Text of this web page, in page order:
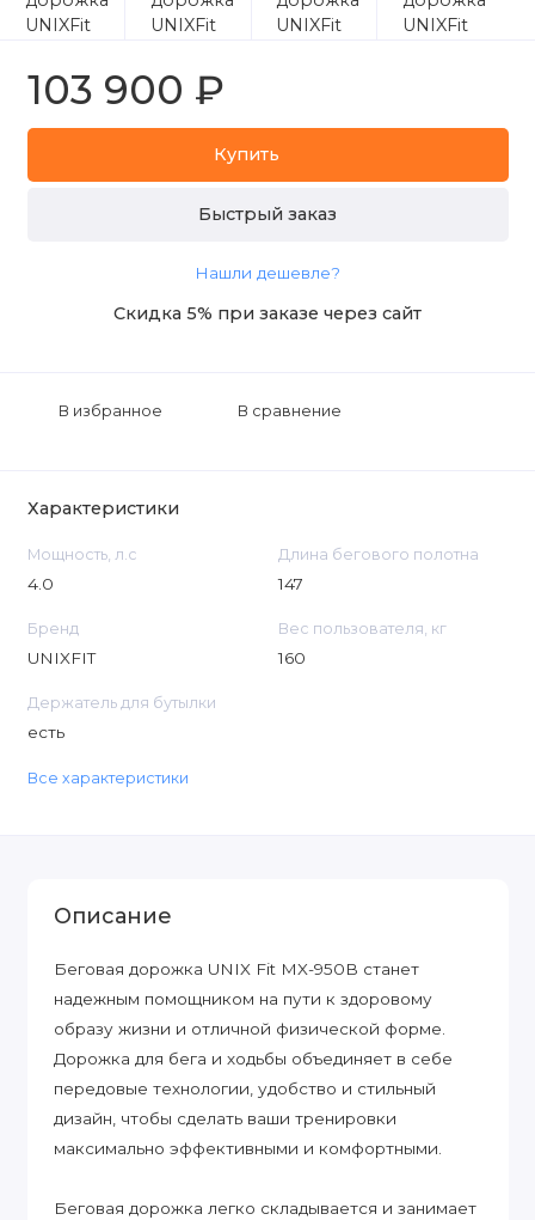
103 900 ₽
Купить
Быстрый заказ
Нашли дешевле?
Скидка 5% при заказе через сайт
В избранное В сравнение
Характеристики
Мощность, л.с
4.0
Длина бегового полотна
147
Бренд
UNIXFIT
Вес пользователя, кг
160
Держатель для бутылки
есть
Все характеристики
Описание
Беговая дорожка UNIX Fit MX-950B станет
надежным помощником на пути к здоровому
образу жизни и отличной физической форме.
Дорожка для бега и ходьбы объединяет в себе
передовые технологии, удобство и стильный
дизайн, чтобы сделать ваши тренировки
максимально эффективными и комфортными.
Беговая дорожка легко складывается и занимает